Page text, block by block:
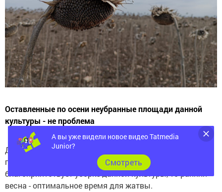
Оставленные по осени неубранные площади данной
культуры - не проблема
Для вызревания семени подсолнечника нужно более
продолжительное время. Если осенняя погода не
благоприятствует уборке данной культуры, то ранняя
весна - оптимальное время для жатвы.
А вы уже видели новое видео Tatmedia
Junior?
Cмотреть